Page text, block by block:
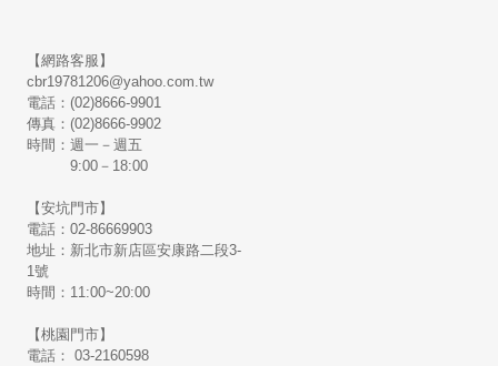
【網路客服】
cbr19781206@yahoo.com.tw
電話：(02)8666-9901
傳真：(02)8666-9902
時間：週一－週五
9:00－18:00
【安坑門市】
電話：02-86669903
地址：新北市新店區安康路二段3-
1號
時間：11:00~20:00
【桃園門市】
電話： 03-2160598